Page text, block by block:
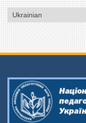
Вибрати
мову